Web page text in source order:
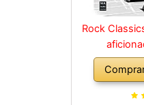
Rock